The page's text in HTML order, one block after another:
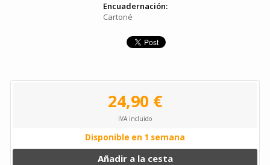
Encuadernación:
Cartoné
24,90 €
IVA incluido
Disponible en 1 semana
Añadir a la cesta